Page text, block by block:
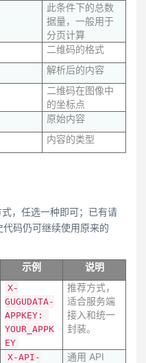
此条件下的总数
据量，一般用于
分页计算
二维码的格式
解析后的内容
二维码在图像中
的坐标点
原始内容
内容的类型
，任选一种即可；已有请
码仍可继续使用原来的
示例
说明
X-
GUGUDATA-
APPKEY:
YOUR_APPK
EY
推荐方式，
适合服务端
接入和统一
封装。
X-API-
通用 API